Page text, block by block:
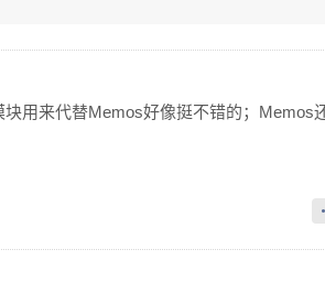
块用来代替Memos好像挺不错的；Memos